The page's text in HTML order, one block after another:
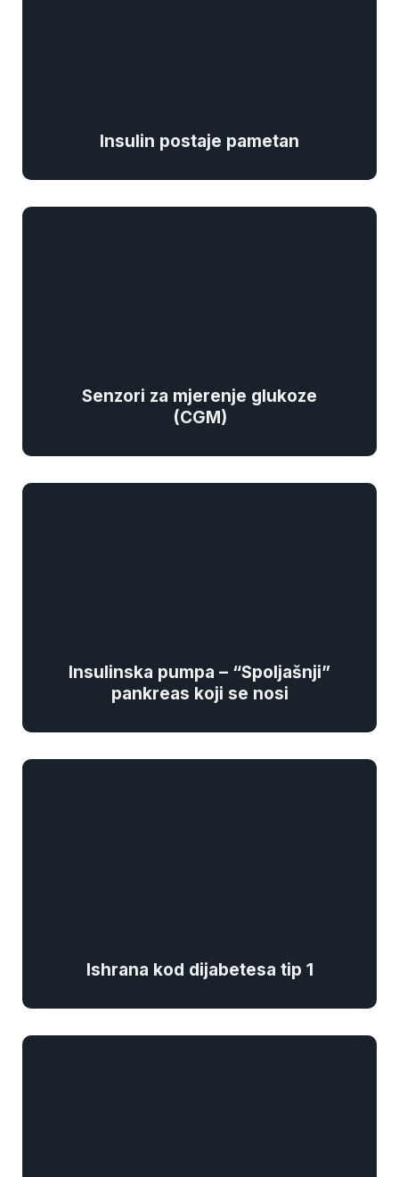
Insulin postaje pametan
Senzori za mjerenje glukoze
(CGM)
Insulinska pumpa – “Spoljašnji”
pankreas koji se nosi
Ishrana kod dijabetesa tip 1